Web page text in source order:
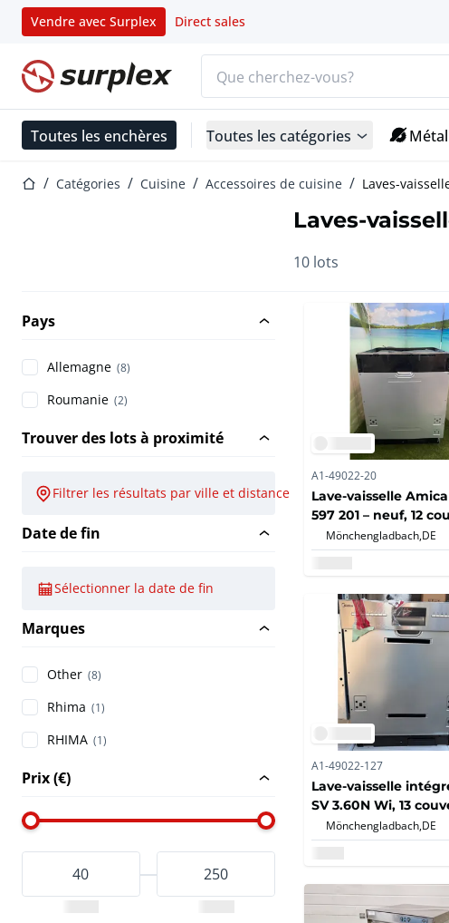
Vendre avec Surplex Direct sales
Page d'accueil
Toutes les enchères Toutes les catégories
Page d'accueil
Catégories Cuisine Accessoires de cuisine Laves-
Laves-
10 lots
Pays
Allemagne (8)
Roumanie (2)
Trouver des lots à proximité
Filtrer les résultats par ville et distance
Date de fin
Sélectionner la date de fin
Marques
Other (8)
Rhima (1)
RHIMA (1)
Prix (€)
A1-49022-20
Lave-vaisselle Amica
597 201 – neuf, 12
AquaStop
Mönchengladbach, DE
A1-49022-127
Lave-vaisselle
SV 3.60N Wi, 13
Mönchengladbach, DE